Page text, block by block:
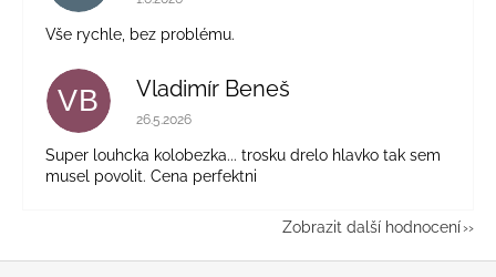
Vše rychle, bez problému.
VB Vladimír Beneš
Hodnocení obchodu je 5 z 5 hvězdiček.
26.5.2026
Super louhcka kolobezka... trosku drelo hlavko tak sem
musel povolit. Cena perfektni
Zobrazit další hodnocení